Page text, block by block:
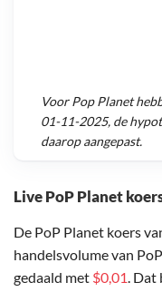
Live PoP Planet
De PoP Planet koers
handelsvolume van
gedaald met $0,01. Dat
VoorPop Planet
01-11-2025, de
daarop aangepast.